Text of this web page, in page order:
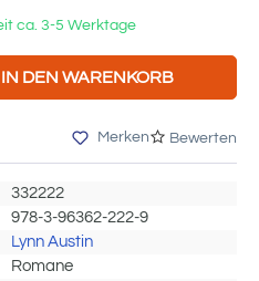
ca. 3-5 Werktage
den gewünschten
IN DEN WARENKORB
Merken Bewerten
332222
978-3-96362-222-9
Lynn Austin
Romane